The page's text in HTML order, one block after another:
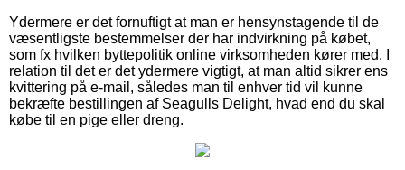
Ydermere er det fornuftigt at man er hensynstagende til de
væsentligste bestemmelser der har indvirkning på købet,
som fx hvilken byttepolitik online virksomheden kører med. I
relation til det er det ydermere vigtigt, at man altid sikrer ens
kvittering på e-mail, således man til enhver tid vil kunne
bekræfte bestillingen af Seagulls Delight, hvad end du skal
købe til en pige eller dreng.